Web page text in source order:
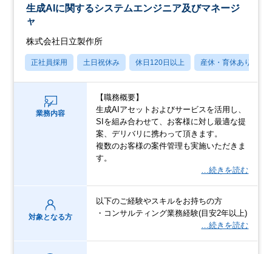
生成AIに関するシステムエンジニア及びマネージ
ャ
株式会社日立製作所
正社員採用 土日祝休み 休日120日以上 産休・育休あり
業務内容
【職務概要】
生成AIアセットおよびサービスを活用し、
SIを組み合わせて、お客様に対し最適な提
案、デリバリに携わって頂きます。
複数のお客様の案件管理も実施いただきま
す。
…続きを読む
対象となる方
以下のご経験やスキルをお持ちの方
・コンサルティング業務経験(目安2年以上)
…続きを読む